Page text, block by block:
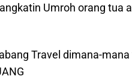
Umroh orang tua
Travel dimana-mana